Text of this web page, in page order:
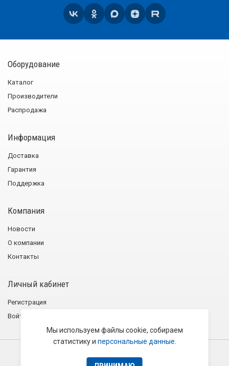
Оборудование
Каталог
Производители
Распродажа
Информация
Доставка
Гарантия
Поддержка
Компания
Новости
О компании
Контакты
Личный кабинет
Регистрация
Войти
2001−2026 © Группа компаний «Эликс»
Мы используем файлы cookie, собираем
статистику и персональные данные